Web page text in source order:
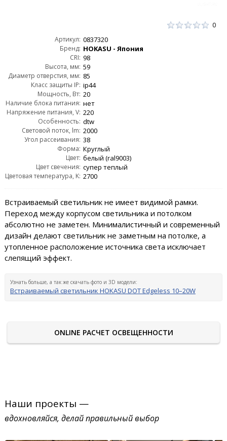
0
Артикул: 0837320
Бренд: HOKASU - Япония
CRI: 98
Высота, мм: 59
Диаметр отверстия, мм: 85
Класс защиты IP: ip44
Мощность, Вт: 20
Наличие блока питания: нет
Напряжение питания, V: 220
Особенность: dtw
Световой поток, lm: 2000
Угол рассеивания: 38
Форма: Круглый
Цвет: белый (ral9003)
Цвет свечения: супер теплый
Цветовая температура, K: 2700
Встраиваемый светильник не имеет видимой рамки.
Переход между корпусом светильника и потолком
абсолютно не заметен. Минималистичный и современный
дизайн делают светильник не заметным на потолке, а
утопленное расположение источника света исключает
слепящий эффект.
Узнать больше, а так же скачать фото и 3D модели:
Встраиваемый светильник HOKASU DOT Edgeless 10–20W
ONLINE РАСЧЕТ ОСВЕЩЕННОСТИ
Наши проекты —
вдохновляйся, делай правильный выбор